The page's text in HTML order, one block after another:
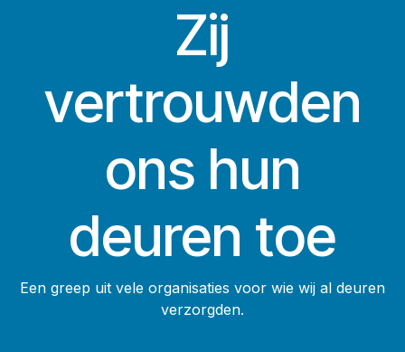
Zij
vertrouwden
ons hun
deuren toe
Een greep uit vele organisaties voor wie wij al deuren
verzorgden.